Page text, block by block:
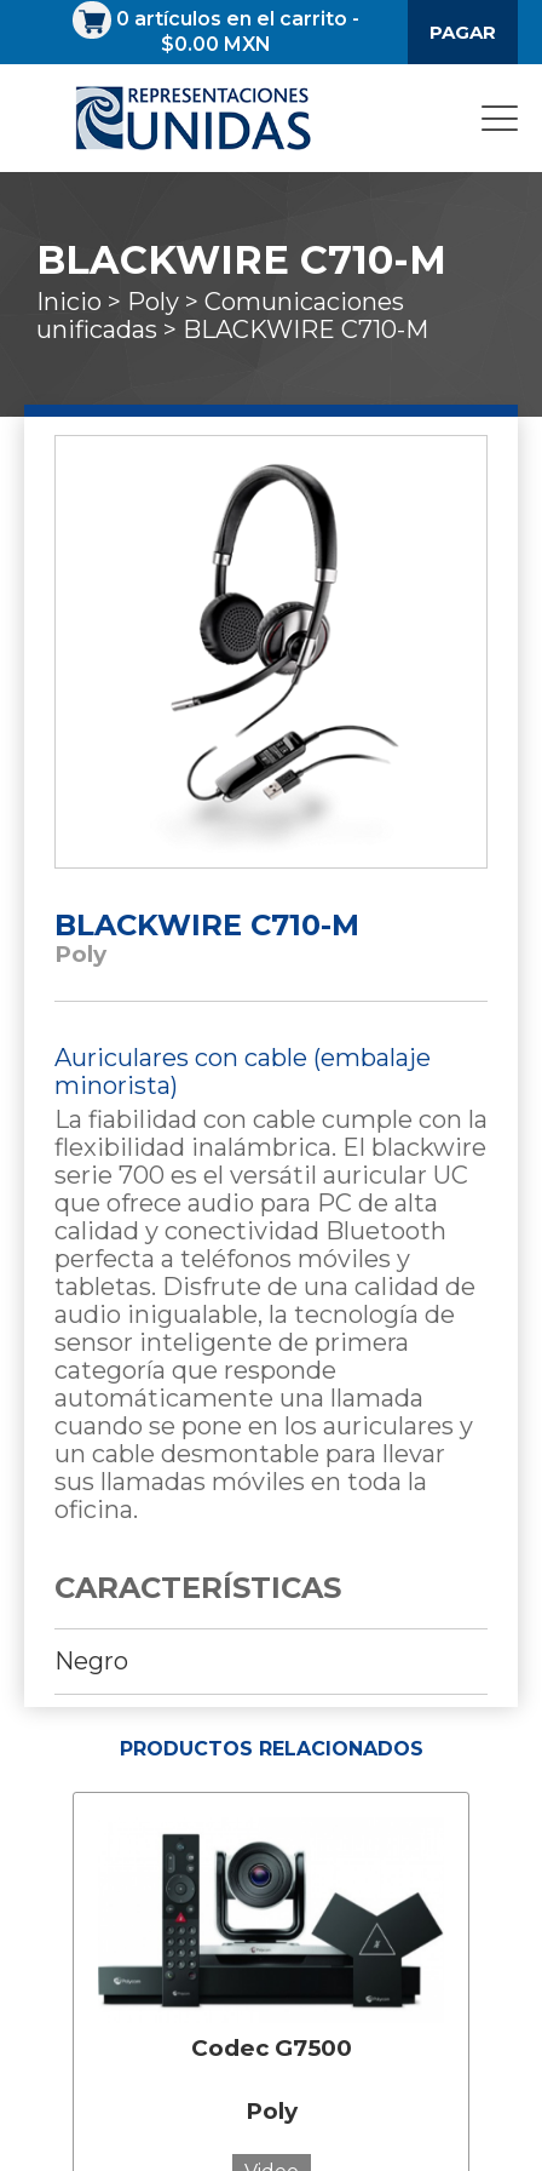
0 artículos en el carrito -
$0.00 MXN
PAGAR
BLACKWIRE C710-M
Inicio > Poly > Comunicaciones
unificadas > BLACKWIRE C710-M
BLACKWIRE C710-M
Poly
Auriculares con cable (embalaje
minorista)
La fiabilidad con cable cumple con la
flexibilidad inalámbrica. El blackwire
serie 700 es el versátil auricular UC
que ofrece audio para PC de alta
calidad y conectividad Bluetooth
perfecta a teléfonos móviles y
tabletas. Disfrute de una calidad de
audio inigualable, la tecnología de
sensor inteligente de primera
categoría que responde
automáticamente una llamada
cuando se pone en los auriculares y
un cable desmontable para llevar
sus llamadas móviles en toda la
oficina.
CARACTERÍSTICAS
Negro
PRODUCTOS RELACIONADOS
Codec G7500
Poly